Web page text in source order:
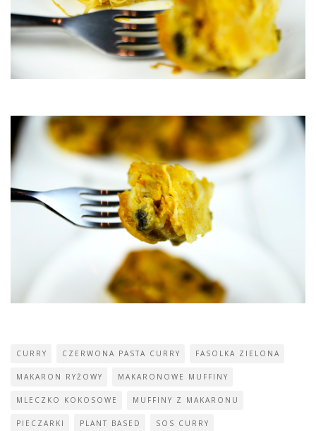
CURRY CZERWONA PASTA CURRY FASOLKA ZIELONA
MAKARON RYŻOWY MAKARONOWE MUFFINY
MLECZKO KOKOSOWE MUFFINY Z MAKARONU
PIECZARKI PLANT BASED SOS CURRY